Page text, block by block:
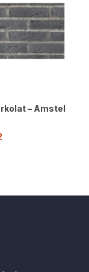
– Amstel